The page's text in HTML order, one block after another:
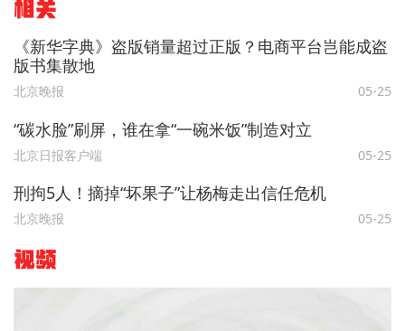
相关
《新华字典》盗版销量超过正版？电商平台岂能成盗
版书集散地
北京晚报 05-25
“碳水脸”刷屏，谁在拿“一碗米饭”制造对立
北京日报客户端 05-25
刑拘5人！摘掉“坏果子”让杨梅走出信任危机
北京晚报 05-25
视频